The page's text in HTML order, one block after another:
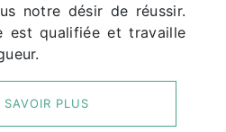
notre désir de réussir.
est qualifiée et travaille
SAVOIR PLUS